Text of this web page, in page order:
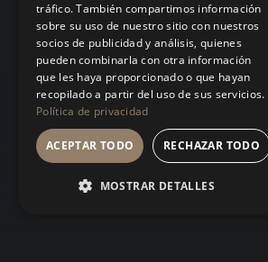
tráfico. También compartimos información
sobre su uso de nuestro sitio con nuestros
socios de publicidad y análisis, quienes
pueden combinarla con otra información
que les haya proporcionado o que hayan
recopilado a partir del uso de sus servicios.
Política de privacidad
ACEPTAR TODO RECHAZAR TODO
MOSTRAR DETALLES